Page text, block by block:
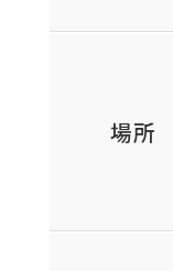
場所